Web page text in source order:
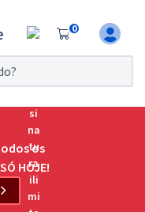
0
da
os
HOJE!